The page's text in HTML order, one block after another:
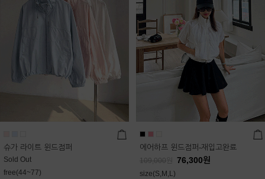
슈가 라이트 윈드점퍼
Sold Out
free(44~77)
에어하프 윈드점퍼-재입고완료
109,000 76,300원
size(S,M,L)